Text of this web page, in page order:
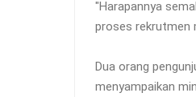
"Harapannya
proses rekrutmen
Dua orang
menyampaikan